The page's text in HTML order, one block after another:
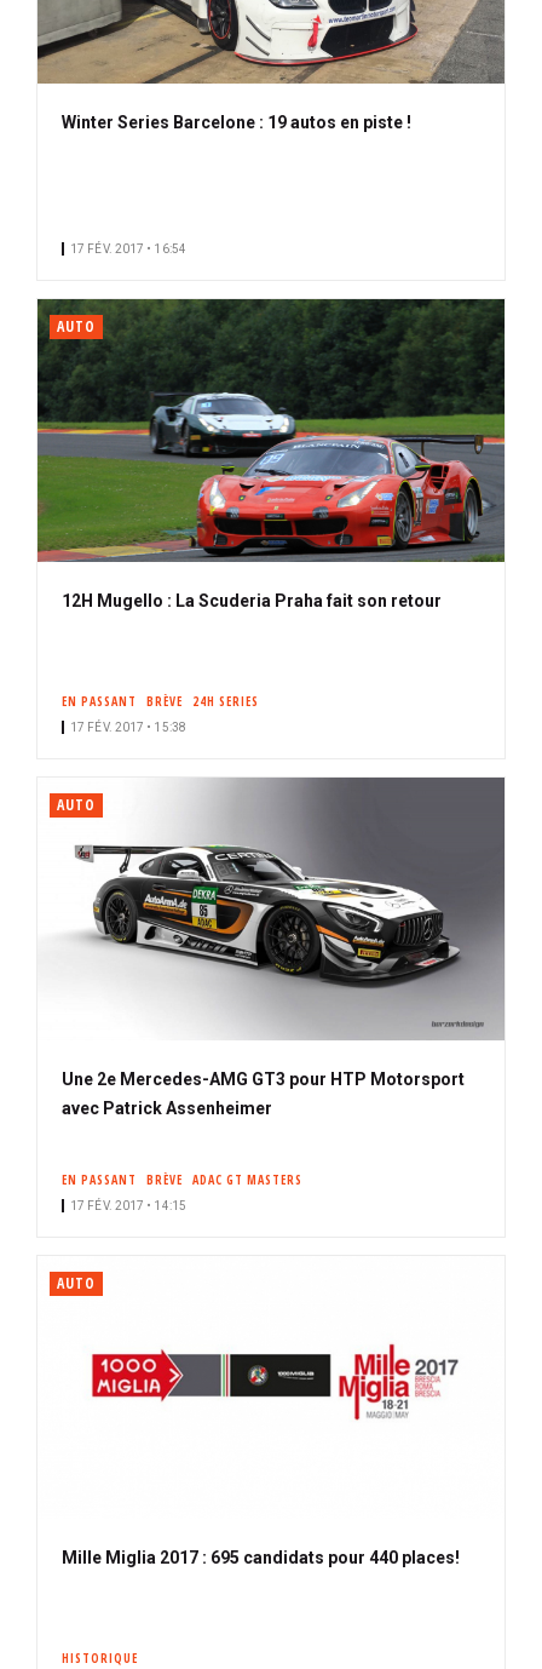
Winter Series Barcelone : 19 autos en piste !
17 FÉV. 2017 • 16:54
AUTO
12H Mugello : La Scuderia Praha fait son retour
EN PASSANT BRÈVE 24H SERIES
17 FÉV. 2017 • 15:38
AUTO
Une 2e Mercedes-AMG GT3 pour HTP Motorsport
avec Patrick Assenheimer
EN PASSANT BRÈVE ADAC GT MASTERS
17 FÉV. 2017 • 14:15
AUTO
Mille Miglia 2017 : 695 candidats pour 440 places!
HISTORIQUE